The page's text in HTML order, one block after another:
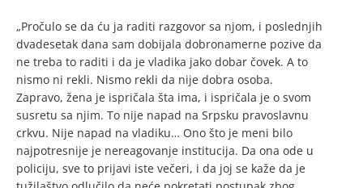
„Pročulo se da ću ja raditi razgovor sa njom, i poslednjih
dvadesetak dana sam dobijala dobronamerne pozive da
ne treba to raditi i da je vladika jako dobar čovek. A to
nismo ni rekli. Nismo rekli da nije dobra osoba.
Zapravo, žena je ispričala šta ima, i ispričala je o svom
susretu sa njim. To nije napad na Srpsku pravoslavnu
crkvu. Nije napad na vladiku… Ono što je meni bilo
najpotresnije je nereagovanje institucija. Da ona ode u
policiju, sve to prijavi iste večeri, i da joj se kaže da je